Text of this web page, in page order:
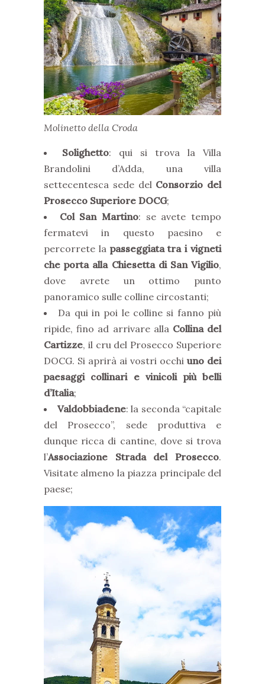
Molinetto della Croda
Solighetto: qui si trova la Villa
Brandolini d’Adda, una villa
settecentesca sede del Consorzio del
Prosecco Superiore DOCG;
Col San Martino: se avete tempo
fermatevi in questo paesino e
percorrete la passeggiata tra i vigneti
che porta alla Chiesetta di San Vigilio,
dove avrete un ottimo punto
panoramico sulle colline circostanti;
Da qui in poi le colline si fanno più
ripide, fino ad arrivare alla Collina del
Cartizze, il cru del Prosecco Superiore
DOCG. Si aprirà ai vostri occhi uno dei
paesaggi collinari e vinicoli più belli
d’Italia;
Valdobbiadene: la seconda “capitale
del Prosecco”, sede produttiva e
dunque ricca di cantine, dove si trova
l’Associazione Strada del Prosecco.
Visitate almeno la piazza principale del
paese;